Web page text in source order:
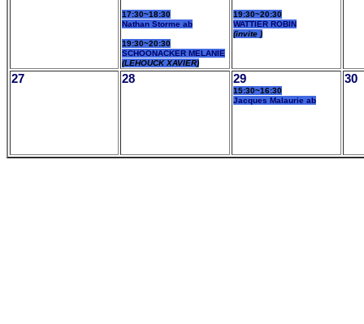
17:30~18:30
Nathan Storme ab
19:30~20:30
SCHOONACKER MELANIE
(LEHOUCK XAVIER)
19:30~20:30
WATTIER ROBIN
(invite )
27 28 29
15:30~16:30
Jacques Malaurie ab
30